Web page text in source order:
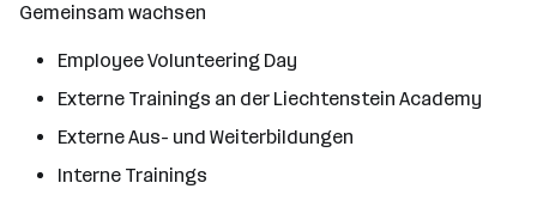
Gemeinsam wachsen
Employee Volunteering Day
Externe Trainings an der Liechtenstein Academy
Externe Aus- und Weiterbildungen
Interne Trainings